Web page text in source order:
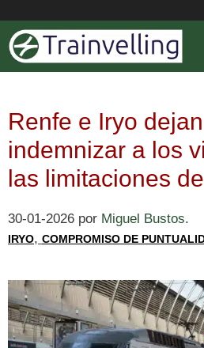
contenido
Renfe e Iryo
indemnizar a los
las limitaciones
30-01-2026 por Miguel Bustos.
IRYO, COMPROMISO DE